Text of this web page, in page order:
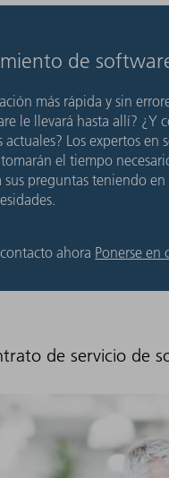
de
más rápida y sin
le llevará hasta allí? ¿Y
actuales? Los expertos en
tomarán el tiempo
sus preguntas teniendo en
ahora Ponerse en
de servicio de